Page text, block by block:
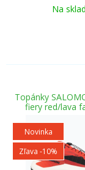
Na
Topánky
fiery red/lava
Novinka
Zľava -10%